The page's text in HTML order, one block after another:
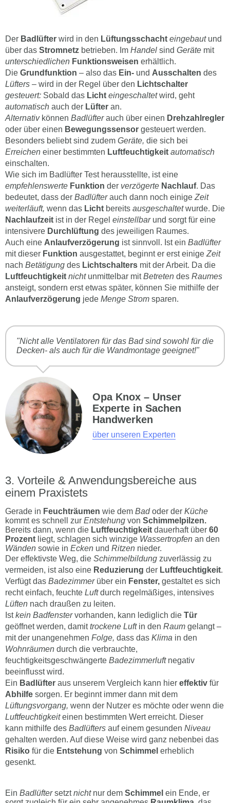
Der Badlüfter wird in den Lüftungsschacht eingebautund
über das Stromnetz betrieben. Im Handel sind Geräte mit
unterschiedlichen Funktionsweisen erhältlich.
Die Grundfunktion – also das Ein- und Ausschalten des
Lüfters – wird in der Regel über den Lichtschalter
gesteuert: Sobald das Licht eingeschaltetwird, geht
automatisch auch der Lüfter an.
Alternativkönnen Badlüfterauch über einen Drehzahlregler
oder über einen Bewegungssensor gesteuert werden.
Besonders beliebt sind zudem Geräte, die sich bei
Erreichen einer bestimmten Luftfeuchtigkeit automatisch
einschalten.
Wie sich im Badlüfter Test herausstellte, ist eine
empfehlenswerte Funktion der verzögerte Nachlauf. Das
bedeutet, dass der Badlüfterauch dann noch einige Zeit
weiterläuft, wenn das Licht bereits ausgeschaltetwurde. Die
Nachlaufzeit ist in der Regel einstellbarund sorgt für eine
intensivere Durchlüftung des jeweiligen Raumes.
Auch eine Anlaufverzögerung ist sinnvoll. Ist ein Badlüfter
mit dieser Funktion ausgestattet, beginnt er erst einige Zeit
nach Betätigung des Lichtschalters mit der Arbeit. Da die
Luftfeuchtigkeit nichtunmittelbar mitBetreten des Raumes
ansteigt, sondern erst etwas später, können Sie mithilfe der
Anlaufverzögerung jede Menge Strom sparen.
"Nicht alle Ventilatoren für das Bad sind sowohl für die
Decken- als auch für die Wandmontage geeignet!"
Opa Knox – Unser
Experte in Sachen
Handwerken
über unseren Experten
Vorteile & Anwendungsbereiche aus
einem Praxistets
Gerade in Feuchträumen wie dem Badoder der Küche
kommt es schnell zur Entstehung von Schimmelpilzen.
Bereits dann, wenn die Luftfeuchtigkeit dauerhaft über 60
Prozent liegt, schlagen sich winzige Wassertropfen an den
Wänden sowie in Ecken und Ritzen nieder.
Der effektivste Weg, die Schimmelbildung zuverlässig zu
vermeiden, ist also eine Reduzierung der Luftfeuchtigkeit.
Verfügt das Badezimmerüber ein Fenster, gestaltet es sich
recht einfach, feuchte Luftdurch regelmäßiges, intensives
Lüften nach draußen zu leiten.
Istkein Badfenstervorhanden, kann lediglich die Tür
geöffnet werden, damittrockene Luftin den Raum gelangt –
mit der unangenehmen Folge, dass das Klima in den
Wohnräumen durch die verbrauchte,
feuchtigkeitsgeschwängerte Badezimmerluftnegativ
beeinflusst wird.
Ein Badlüfter aus unserem Vergleich kann hier effektiv für
Abhilfe sorgen. Er beginnt immer dann mit dem
Lüftungsvorgang, wenn der Nutzer es möchte oder wenn die
Luftfeuchtigkeiteinen bestimmten Wert erreicht. Dieser
kann mithilfe des Badlüfters auf einem gesunden Niveau
gehalten werden. Auf diese Weise wird ganz nebenbei das
Risiko für die Entstehung von Schimmel erheblich
gesenkt.
Ein Badlüftersetztnichtnur dem Schimmel ein Ende, er